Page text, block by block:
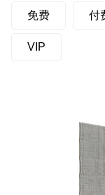
免费 付
VIP